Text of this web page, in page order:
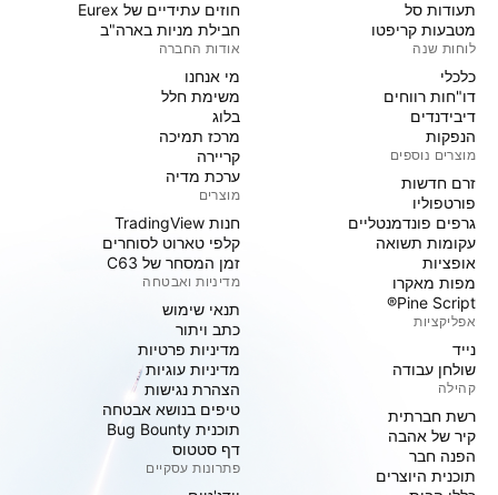
תעודות סל
מטבעות קריפטו
לוחות שנה
כלכלי
דו"חות רווחים
דיבידנדים
הנפקות
מוצרים נוספים
זרם חדשות
פורטפוליו
גרפים פונדמנטליים
עקומות תשואה
אופציות
מפות מאקרו
Pine Script®
אפליקציות
נייד
שולחן עבודה
קהילה
רשת חברתית
קיר של אהבה
הפנה חבר
תוכנית היוצרים
חוזים עתידיים של Eurex
חבילת מניות בארה"ב
אודות החברה
מי אנחנו
משימת חלל
בלוג
מרכז תמיכה
קריירה
ערכת מדיה
מוצרים
חנות TradingView
קלפי טארוט לסוחרים
זמן המסחר של C63
מדיניות ואבטחה
תנאי שימוש
כתב ויתור
מדיניות פרטיות
מדיניות עוגיות
הצהרת נגישות
טיפים בנושא אבטחה
תוכנית Bug Bounty
דף סטטוס
פתרונות עסקיים